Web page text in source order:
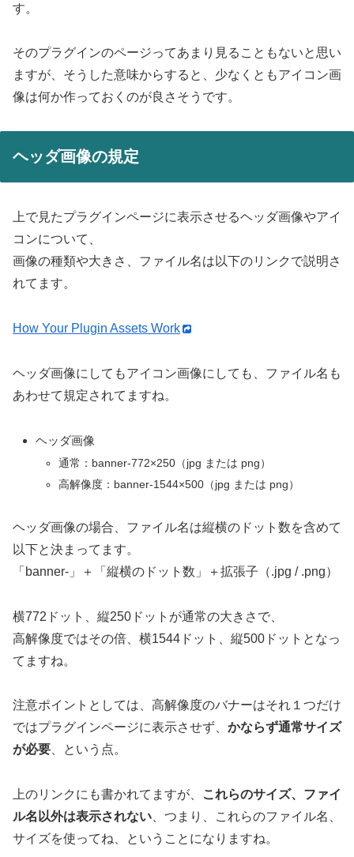
す。
そのプラグインのページってあまり見ることもないと思い
ますが、そうした意味からすると、少なくともアイコン画
像は何か作っておくのが良さそうです。
ヘッダ画像の規定
上で見たプラグインページに表示させるヘッダ画像やアイ
コンについて、
画像の種類や大きさ、ファイル名は以下のリンクで説明さ
れてます。
How Your Plugin Assets Work
ヘッダ画像にしてもアイコン画像にしても、ファイル名も
あわせて規定されてますね。
ヘッダ画像
通常：banner-772×250（jpg または png）
高解像度：banner-1544×500（jpg または png）
ヘッダ画像の場合、ファイル名は縦横のドット数を含めて
以下と決まってます。
「banner-」＋「縦横のドット数」＋拡張子（.jpg / .png）
横772ドット、縦250ドットが通常の大きさで、
高解像度ではその倍、横1544ドット、縦500ドットとなっ
てますね。
注意ポイントとしては、高解像度のバナーはそれ１つだけ
ではプラグインページに表示させず、 かならず通常サイズ
が必要 、という点。
上のリンクにも書かれてますが、
これらのサイズ、ファイ
ル名以外は表示されない 、つまり、これらのファイル名、
サイズを使ってね、ということになりますね。